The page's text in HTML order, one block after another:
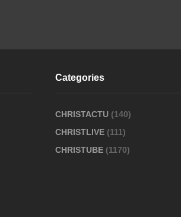
Categories
CHRISTACTU (140)
CHRISTLIVE (111)
CHRISTUBE (1170)